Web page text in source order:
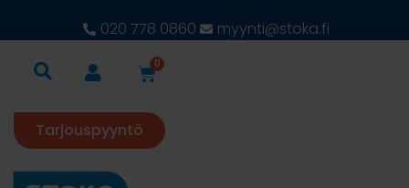
020 778 0860 myynti@stoka.fi
0
Tarjouspyyntö